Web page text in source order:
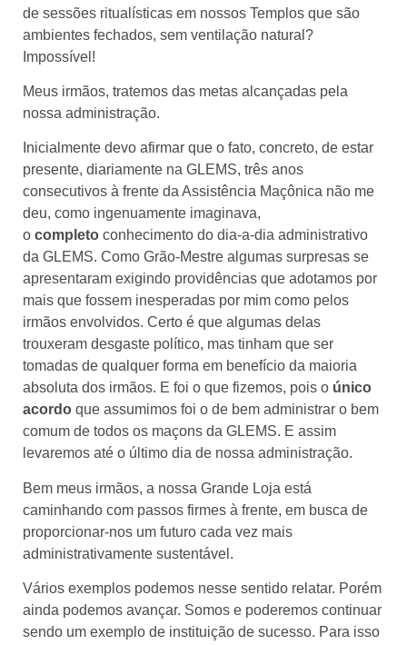
de sessões ritualísticas em nossos Templos que são
ambientes fechados, sem ventilação natural?
Impossível!
Meus irmãos, tratemos das metas alcançadas pela
nossa administração.
Inicialmente devo afirmar que o fato, concreto, de estar
presente, diariamente na GLEMS, três anos
consecutivos à frente da Assistência Maçônica não me
deu, como ingenuamente imaginava,
o completo conhecimento do dia-a-dia administrativo
da GLEMS. Como Grão-Mestre algumas surpresas se
apresentaram exigindo providências que adotamos por
mais que fossem inesperadas por mim como pelos
irmãos envolvidos. Certo é que algumas delas
trouxeram desgaste político, mas tinham que ser
tomadas de qualquer forma em benefício da maioria
absoluta dos irmãos. E foi o que fizemos, pois o único
acordo que assumimos foi o de bem administrar o bem
comum de todos os maçons da GLEMS. E assim
levaremos até o último dia de nossa administração.
Bem meus irmãos, a nossa Grande Loja está
caminhando com passos firmes à frente, em busca de
proporcionar-nos um futuro cada vez mais
administrativamente sustentável.
Vários exemplos podemos nesse sentido relatar. Porém
ainda podemos avançar. Somos e poderemos continuar
sendo um exemplo de instituição de sucesso. Para isso